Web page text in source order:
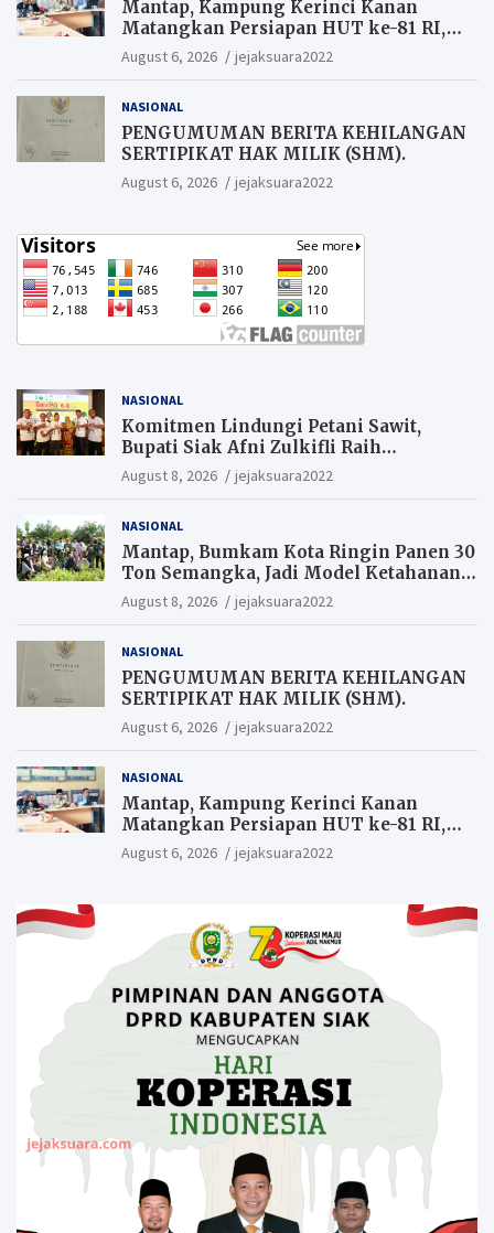
Mantap, Kampung Kerinci Kanan
Matangkan Persiapan HUT ke-81 RI,
Warga yang ikut Upacara
Berkesempatan Raih Hadiah
August 6, 2026 jejaksuara2022
NASIONAL
PENGUMUMAN BERITA KEHILANGAN
SERTIPIKAT HAK MILIK (SHM).
August 6, 2026 jejaksuara2022
NASIONAL
Komitmen Lindungi Petani Sawit,
Bupati Siak Afni Zulkifli Raih
Penghargaan SIEXPO 2026
August 8, 2026 jejaksuara2022
NASIONAL
Mantap, Bumkam Kota Ringin Panen 30
Ton Semangka, Jadi Model Ketahanan
Pangan Siak.
August 8, 2026 jejaksuara2022
NASIONAL
PENGUMUMAN BERITA KEHILANGAN
SERTIPIKAT HAK MILIK (SHM).
August 6, 2026 jejaksuara2022
NASIONAL
Mantap, Kampung Kerinci Kanan
Matangkan Persiapan HUT ke-81 RI,
Warga yang ikut Upacara
Berkesempatan Raih Hadiah
August 6, 2026 jejaksuara2022